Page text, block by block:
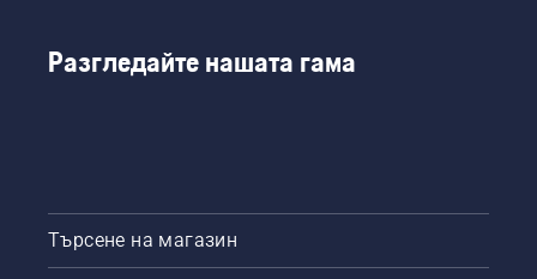
Разгледайте нашата гама
Търсене на магазин